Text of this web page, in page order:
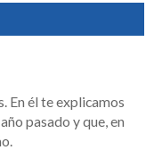
En él te explicamos
pasado y que, en